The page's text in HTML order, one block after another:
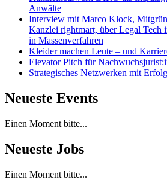
Anwälte
Interview mit Marco Klock,
Kanzlei rightmart, über Legal Tech
in Massenverfahren
Kleider machen Leute – und
Elevator Pitch für
Strategisches Netzwerken mit
Neueste Events
Einen Moment bitte...
Neueste Jobs
Einen Moment bitte...